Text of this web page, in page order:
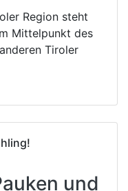
Region steht
Mittelpunkt des
Tiroler
und